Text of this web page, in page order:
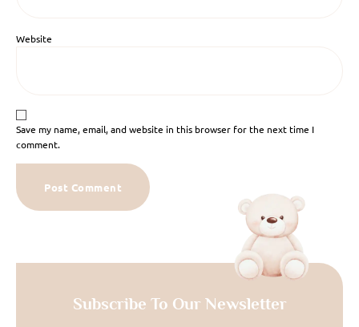
Website
Save my name, email, and website in this browser for the next time I
comment.
Subscribe To Our Newsletter